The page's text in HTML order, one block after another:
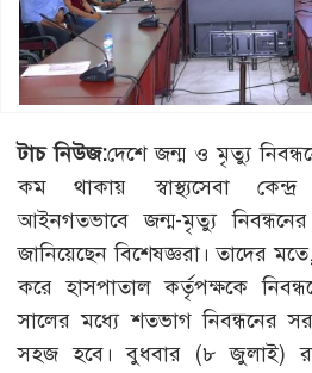
টাচ নিউজ:দেশে জন্ম ও মৃত্যু
কম থাকায় স্বাস্থ্যসেবা
আইনগতভাবে জন্ম-মৃত্যু নিবন্ধনের
জানিয়েছেন বিশেষজ্ঞরা। তাদের
করে হাসপাতাল কর্তৃপক্ষকে
সালের মধ্যে শতভাগ নিবন্ধনের
সহজ হবে। বুধবার (৮ জুলাই)